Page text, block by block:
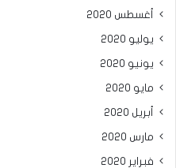
أغسطس 2020
يوليو 2020
يونيو 2020
مايو 2020
أبريل 2020
مارس 2020
فبراير 2020